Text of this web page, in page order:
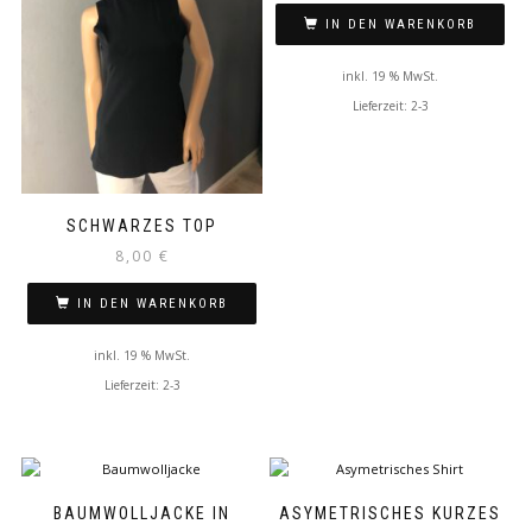
SCHWARZES TOP
8,00 €
IN DEN WARENKORB
inkl. 19 % MwSt.
Lieferzeit: 2-3
IN DEN WARENKORB
inkl. 19 % MwSt.
Lieferzeit: 2-3
BAUMWOLLJACKE IN
ASYMETRISCHES KURZES